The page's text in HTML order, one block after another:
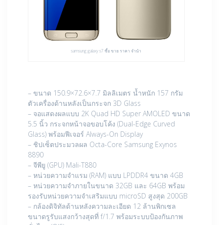
samsung galaxy s7 ซื้อ ขาย ราคา จำนำ
– ขนาด 150.9×72.6×7.7 มิลลิเมตร น้ำหนัก 157 กรัม
ตัวเครื่องด้านหลังเป็นกระจก 3D Glass
– จอแสดงผลแบบ 2K Quad HD Super AMOLED ขนาด
5.5 นิ้ว กระจกหน้าจอขอบโค้ง (Dual-Edge Curved
Glass) พร้อมฟีเจอร์ Always-On Display
– ชิปเซ็ตประมวลผล Octa-Core Samsung Exynos
8890
– จีพียู (GPU) Mali-T880
– หน่วยความจำแรม (RAM) แบบ LPDDR4 ขนาด 4GB
– หน่วยความจำภายในขนาด 32GB และ 64GB พร้อม
รองรับหน่วยความจำเสริมแบบ microSD สูงสุด 200GB
– กล้องดิจิทัลด้านหลังความละเอียด 12 ล้านพิกเซล
ขนาดรูรับแสงกว้างสุดที่ f/1.7 พร้อมระบบป้องกันภาพ